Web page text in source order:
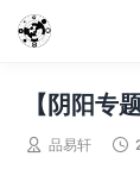
【阴阳专
 品易轩 